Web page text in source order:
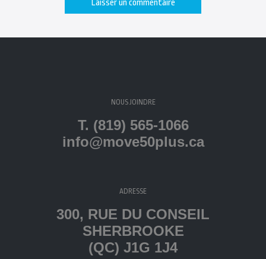
NOUS JOINDRE
T. (819) 565-1066
info@move50plus.ca
ADRESSE
300, RUE DU CONSEIL
SHERBROOKE
(QC) J1G 1J4